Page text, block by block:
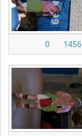
0 1456